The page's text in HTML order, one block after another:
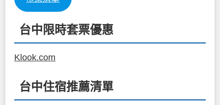
台中限時套票優惠
Klook.com
台中住宿推薦清單